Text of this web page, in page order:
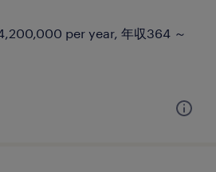
per year, 年収364 ～